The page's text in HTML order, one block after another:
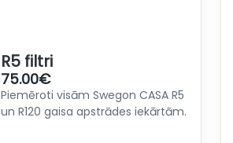
R5 filtri
75.00€
Piemēroti visām Swegon CASA R5
un R120 gaisa apstrādes iekārtām.